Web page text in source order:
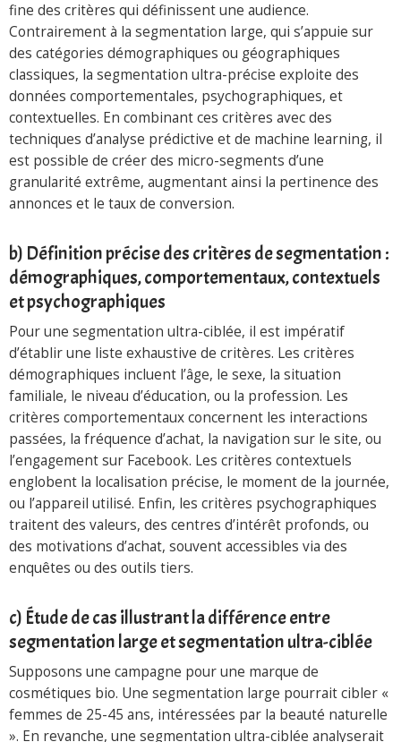
fine des critères qui définissent une audience.
Contrairement à la segmentation large, qui s’appuie sur
des catégories démographiques ou géographiques
classiques, la segmentation ultra-précise exploite des
données comportementales, psychographiques, et
contextuelles. En combinant ces critères avec des
techniques d’analyse prédictive et de machine learning, il
est possible de créer des micro-segments d’une
granularité extrême, augmentant ainsi la pertinence des
annonces et le taux de conversion.
b) Définition précise des critères de segmentation :
démographiques, comportementaux, contextuels
et psychographiques
Pour une segmentation ultra-ciblée, il est impératif
d’établir une liste exhaustive de critères. Les critères
démographiques incluent l’âge, le sexe, la situation
familiale, le niveau d’éducation, ou la profession. Les
critères comportementaux concernent les interactions
passées, la fréquence d’achat, la navigation sur le site, ou
l’engagement sur Facebook. Les critères contextuels
englobent la localisation précise, le moment de la journée,
ou l’appareil utilisé. Enfin, les critères psychographiques
traitent des valeurs, des centres d’intérêt profonds, ou
des motivations d’achat, souvent accessibles via des
enquêtes ou des outils tiers.
c) Étude de cas illustrant la différence entre
segmentation large et segmentation ultra-ciblée
Supposons une campagne pour une marque de
cosmétiques bio. Une segmentation large pourrait cibler «
femmes de 25-45 ans, intéressées par la beauté naturelle
». En revanche, une segmentation ultra-ciblée analyserait